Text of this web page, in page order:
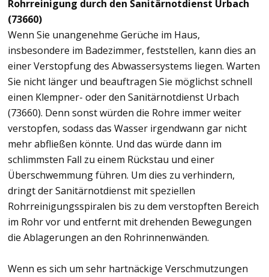
Rohrreinigung durch den Sanitärnotdienst Urbach
(73660)
Wenn Sie unangenehme Gerüche im Haus,
insbesondere im Badezimmer, feststellen, kann dies an
einer Verstopfung des Abwassersystems liegen. Warten
Sie nicht länger und beauftragen Sie möglichst schnell
einen Klempner- oder den Sanitärnotdienst Urbach
(73660). Denn sonst würden die Rohre immer weiter
verstopfen, sodass das Wasser irgendwann gar nicht
mehr abfließen könnte. Und das würde dann im
schlimmsten Fall zu einem Rückstau und einer
Überschwemmung führen. Um dies zu verhindern,
dringt der Sanitärnotdienst mit speziellen
Rohrreinigungsspiralen bis zu dem verstopften Bereich
im Rohr vor und entfernt mit drehenden Bewegungen
die Ablagerungen an den Rohrinnenwänden.
Wenn es sich um sehr hartnäckige Verschmutzungen